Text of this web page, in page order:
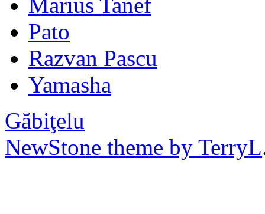
Pato
Razvan Pascu
Yamasha
Găbiţelu
NewStone theme by TerryL